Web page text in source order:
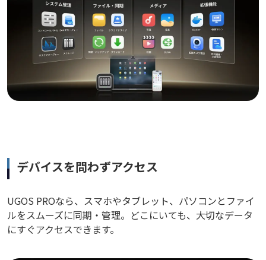
デバイスを問わずアクセス
UGOS PROなら、スマホやタブレット、パソコンとファイ
ルをスムーズに同期・管理。どこにいても、大切なデータ
にすぐアクセスできます。